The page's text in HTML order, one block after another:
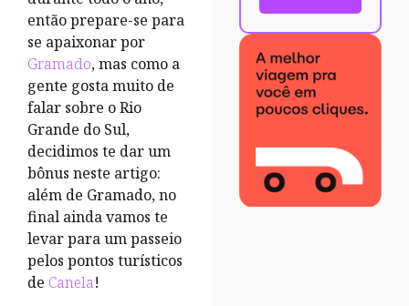
então prepare-se para
se apaixonar por
Gramado, mas como a
gente gosta muito de
falar sobre o Rio
Grande do Sul,
decidimos te dar um
bônus neste artigo:
além de Gramado, no
final ainda vamos te
levar para um passeio
pelos pontos turísticos
de Canela!